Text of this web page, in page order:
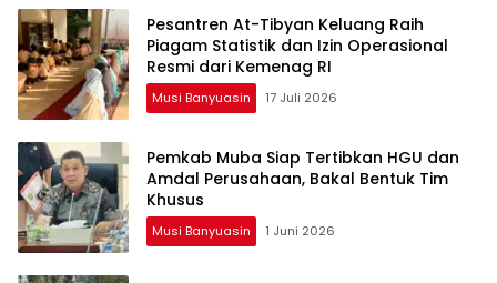
Pesantren At-Tibyan Keluang Raih
Piagam Statistik dan Izin Operasional
Resmi dari Kemenag RI
Musi Banyuasin 17 Juli 2026
Pemkab Muba Siap Tertibkan HGU dan
Amdal Perusahaan, Bakal Bentuk Tim
Khusus
Musi Banyuasin 1 Juni 2026